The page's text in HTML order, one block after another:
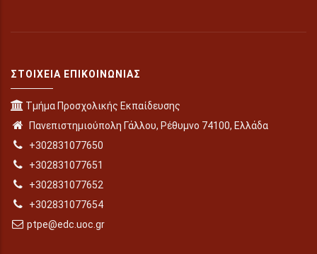
ΣΤΟΙΧΕΊΑ ΕΠΙΚΟΙΝΩΝΊΑΣ
Τμήμα Προσχολικής Εκπαίδευσης
Πανεπιστημιούπολη Γάλλου, Ρέθυμνο 74100, Ελλάδα
+302831077650
+302831077651
+302831077652
+302831077654
ptpe@edc.uoc.gr